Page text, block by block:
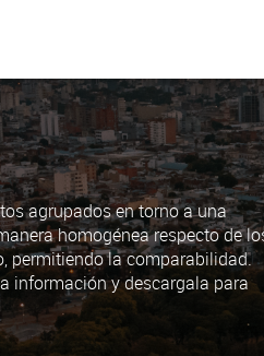
agrupados en torno a una
homogénea respecto de
permitiendo la comparabilidad.
información y descargala para